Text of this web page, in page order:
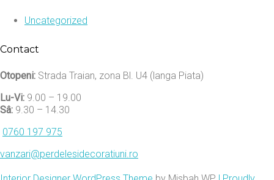
Uncategorized
Contact
Otopeni: Strada Traian, zona Bl. U4 (langa Piata)
Lu-Vi: 9.00 – 19.00
Sâ: 9.30 – 14.30
0760 197 975
vanzari@perdelesidecoratiuni.ro